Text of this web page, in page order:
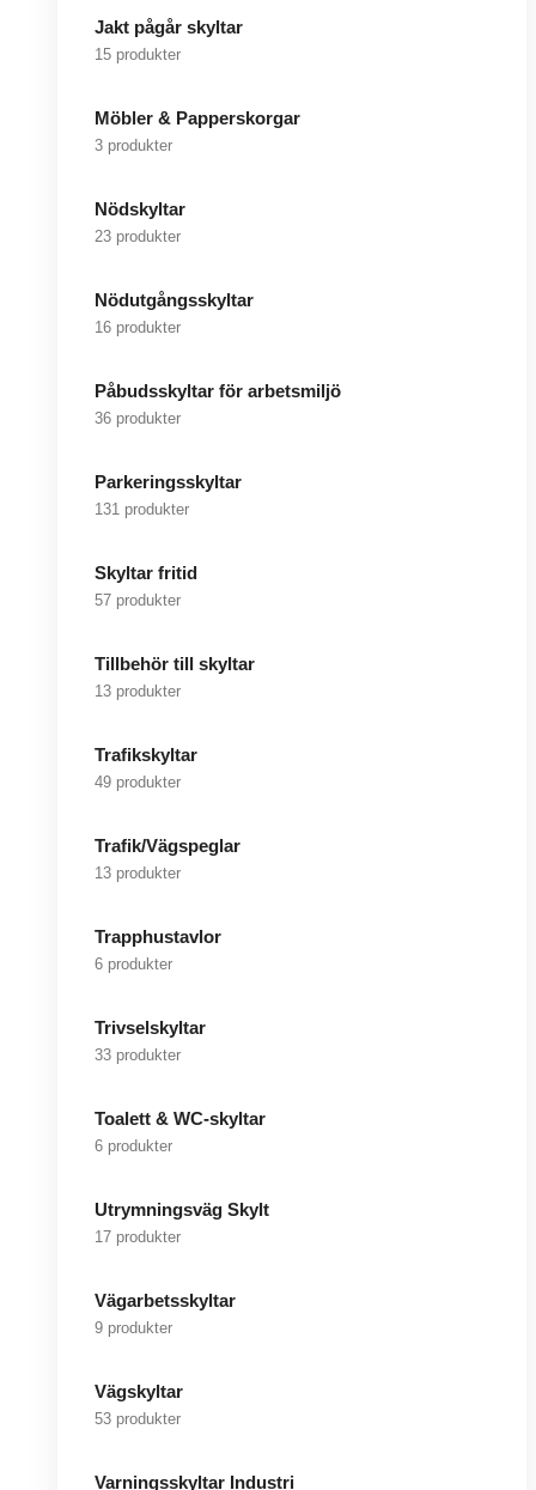
Jakt pågår skyltar
15 produkter
Möbler & Papperskorgar
3 produkter
Nödskyltar
23 produkter
Nödutgångsskyltar
16 produkter
Påbudsskyltar för arbetsmiljö
36 produkter
Parkeringsskyltar
131 produkter
Skyltar fritid
57 produkter
Tillbehör till skyltar
13 produkter
Trafikskyltar
49 produkter
Trafik/Vägspeglar
13 produkter
Trapphustavlor
6 produkter
Trivselskyltar
33 produkter
Toalett & WC-skyltar
6 produkter
Utrymningsväg Skylt
17 produkter
Vägarbetsskyltar
9 produkter
Vägskyltar
53 produkter
Varningsskyltar Industri